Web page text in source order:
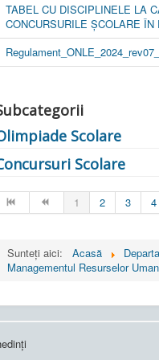
TABEL CU DISCIPLINELE LA
CONCURSURILE ȘCOLARE
Scolare
Scolare
1 2 3 4
Sunteți aici: Acasă
Managementul Resurselor